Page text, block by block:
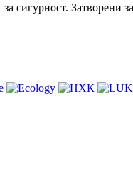
сигурност. Затворени